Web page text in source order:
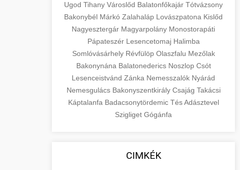
Ugod Tihany Városlőd Balatonfőkajár Tótvázsony
Bakonybél Márkó Zalahaláp Lovászpatona Kislőd
Nagyesztergár Magyarpolány Monostorapáti
Pápateszér Lesencetomaj Halimba
Somlóvásárhely Révfülöp Olaszfalu Mezőlak
Bakonynána Balatonederics Noszlop Csót
Lesenceistvánd Zánka Nemesszalók Nyárád
Nemesgulács Bakonyszentkirály Csajág Takácsi
Káptalanfa Badacsonytördemic TésAdásztevel
Szigliget Gógánfa
CIMKÉK